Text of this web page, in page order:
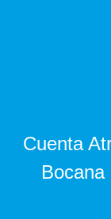
Cuenta